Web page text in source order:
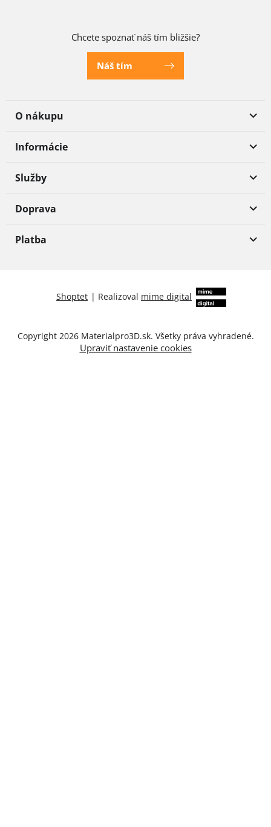
Chcete spoznať náš tím bližšie?
Náš tím
O nákupu
Informácie
Služby
Doprava
Platba
Shoptet | Realizoval mime digital
Copyright 2026 Materialpro3D.sk. Všetky práva vyhradené.
Upraviť nastavenie cookies